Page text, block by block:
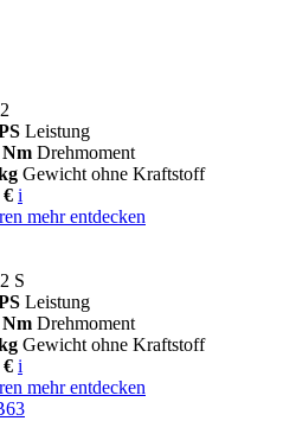
Leistung
Nm Drehmoment
Gewicht ohne Kraftstoff
€ i
mehr entdecken
S
Leistung
Nm Drehmoment
Gewicht ohne Kraftstoff
€ i
mehr entdecken